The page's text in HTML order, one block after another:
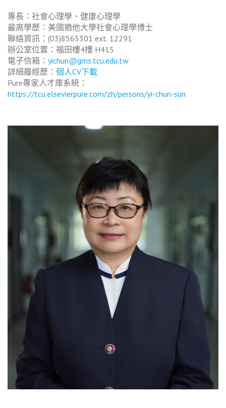
專長：社會心理學、健康心理學
最高學歷：美國猶他大學社會心理學博士
聯絡資訊：(03)8565301 ext. 12291
辦公室位置：福田樓4樓 H415
電子信箱： yichun@gms.tcu.edu.tw
詳細履經歷： 個人CV下載
Pure專家人才庫系統：
https://tcu.elsevierpure.com/zh/persons/yi-chun-sun